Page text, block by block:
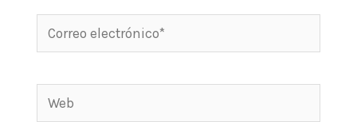
Correo
electrónico*
Web